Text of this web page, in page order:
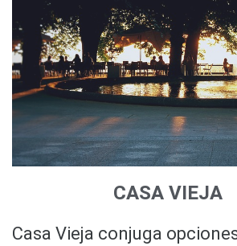
CASA VIEJA
Casa Vieja conjuga